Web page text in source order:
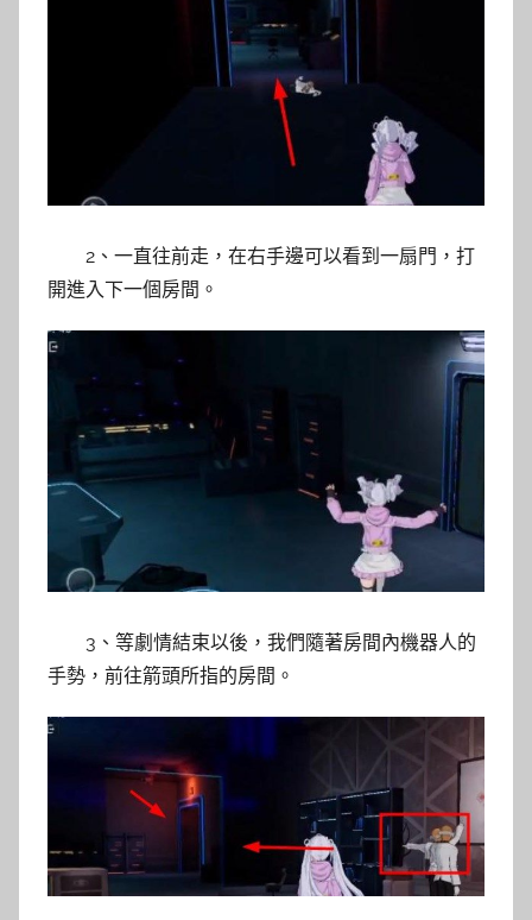
2、一直往前走，在右手邊可以看到一扇門，打
開進入下一個房間。
3、等劇情結束以後，我們隨著房間內機器人的
手勢，前往箭頭所指的房間。